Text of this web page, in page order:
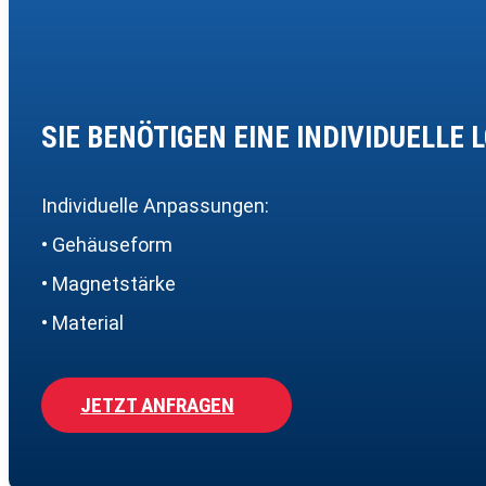
SIE BENÖTIGEN EINE INDIVIDUELLE
Individuelle Anpassungen:
• Gehäuseform
• Magnetstärke
• Material
JETZT ANFRAGEN